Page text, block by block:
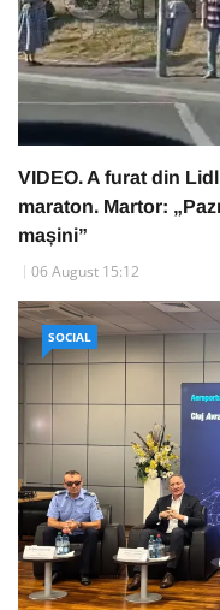
VIDEO. A furat din
maraton. Martor:
mașini”
06 August 15:12
SOCIAL